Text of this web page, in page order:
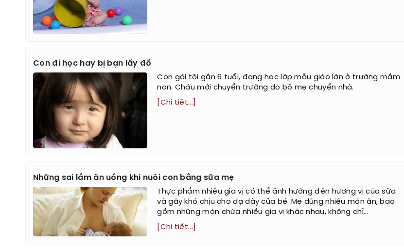
Con đi học hay bị bạn lấy đồ
Con gái tôi gần 6 tuổi, đang học lớp mẫu giáo lớn ở trường mầm
non. Cháu mới chuyển trường do bố mẹ chuyển nhà.
[Chi tiết...]
Những sai lầm ăn uống khi nuôi con bằng sữa mẹ
Thực phẩm nhiều gia vị có thể ảnh hưởng đến hương vị của sữa
và gây khó chịu cho dạ dày của bé. Mẹ dùng nhiều món ăn, bao
gồm những món chứa nhiều gia vị khác nhau, không chỉ...
[Chi tiết...]